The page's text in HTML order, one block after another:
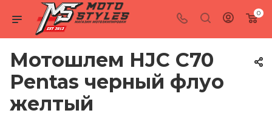
0
Мотошлем HJC C70
Pentas черный флуо
желтый